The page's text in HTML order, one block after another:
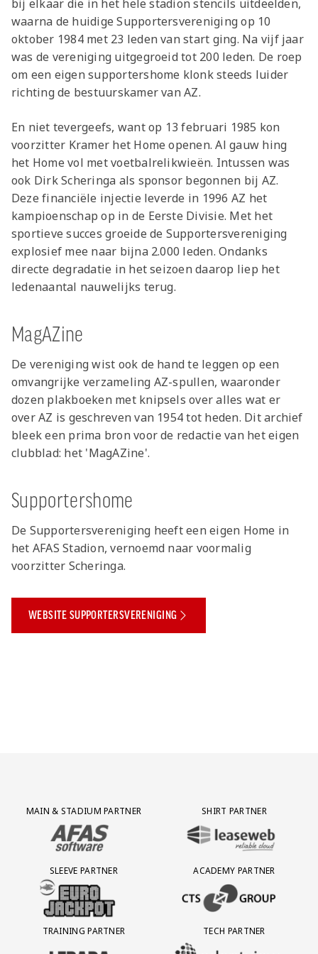
bij elkaar die in het hele stadion stencils uitdeelden,
waarna de huidige Supportersvereniging op 10
oktober 1984 met 23 leden van start ging. Na vijf jaar
was de vereniging uitgegroeid tot 200 leden. De roep
om een eigen supportershome klonk steeds luider
richting de bestuurskamer van AZ.
En niet tevergeefs, want op 13 februari 1985 kon
voorzitter Kramer het Home openen. Al gauw hing
het Home vol met voetbalrelikwieën. Intussen was
ook Dirk Scheringa als sponsor begonnen bij AZ.
Deze financiële injectie leverde in 1996 AZ het
kampioenschap op in de Eerste Divisie. Met het
sportieve succes groeide de Supportersvereniging
explosief mee naar bijna 2.000 leden. Ondanks
directe degradatie in het seizoen daarop liep het
ledenaantal nauwelijks terug.
MagAZine
De vereniging wist ook de hand te leggen op een
omvangrijke verzameling AZ-spullen, waaronder
dozen plakboeken met knipsels over alles wat er
over AZ is geschreven van 1954 tot heden. Dit archief
bleek een prima bron voor de redactie van het eigen
clubblad: het 'MagAZine'.
Supportershome
De Supportersvereniging heeft een eigen Home in
het AFAS Stadion, vernoemd naar voormalig
voorzitter Scheringa.
WEBSITE SUPPORTERSVERENIGING
Partner Logos Grid
MAIN & STADIUM PARTNER
BEZOEK ONZE MAIN & STADIUM PARTNER AFAS SOFTWARE
SHIRT PARTNER
BEZOEK ONZE SHIRT PARTNER
SLEEVE PARTNER
BEZOEK ONZE SLEEVE PARTNER EUROJACKPOT
ACADEMY PARTNER
BEZOEK ONZE ACADEMY
TRAINING PARTNER
BEZOEK ONZE TRAINING PARTNER LEBARA
TECH PARTNER
BEZOEK ONZE TECH PARTNER